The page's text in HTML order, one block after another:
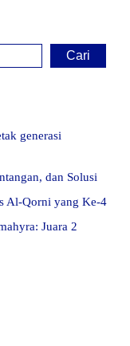
Cari
generasi
dan Solusi
Al-Qorni yang Ke-4
Juara 2